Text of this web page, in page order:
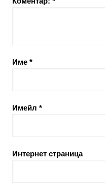
Име *
Имейл *
Интернет страница